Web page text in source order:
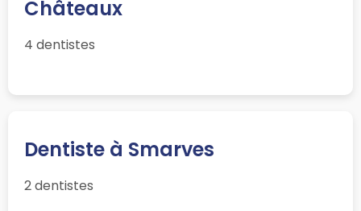
Châteaux
4 dentistes
Dentiste à Smarves
2 dentistes